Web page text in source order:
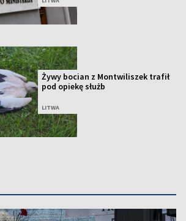
Żywy bocian z Montwiliszek trafił
pod opiekę służb
LITWA